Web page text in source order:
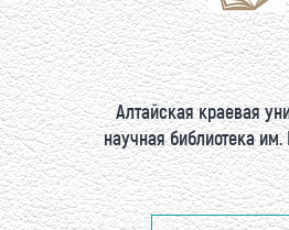
Алтайская краевая
научная библиотека